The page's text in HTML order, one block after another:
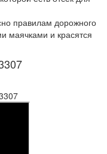
правилам дорожного
маячками и красятся